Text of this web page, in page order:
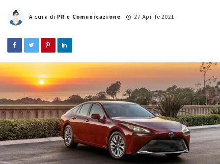
A cura di PR e Comunicazione 27 Aprile 2021